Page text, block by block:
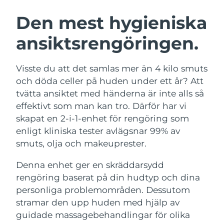
Den mest hygieniska
ansiktsrengöringen.
Visste du att det samlas mer än 4 kilo smuts
och döda celler på huden under ett år? Att
tvätta ansiktet med händerna är inte alls så
effektivt som man kan tro. Därför har vi
skapat en 2-i-1-enhet för rengöring som
enligt kliniska tester avlägsnar 99% av
smuts, olja och makeuprester.
Denna enhet ger en skräddarsydd
rengöring baserat på din hudtyp och dina
personliga problemområden. Dessutom
stramar den upp huden med hjälp av
guidade massagebehandlingar för olika
LUNA™ 4-paket
Anti-aging massage
LUNA™ 4 Plus
Massage, LED heating
LUNA™ 4 Men
For men, anti-aging massage
BEAR™ 2-paket
Microcurrent toning
BEAR™ 2 go
Microcurrent toning on-the-go
BEAR™ 2 eyes & lips
Microcurrent line smoothing device
Återfuktning
UFO™ 3-paket
Deep facial hydration
UFO™ 3 LED
Near-infrared and red light therapy
device
Munvård
issa™ 4
Hybrid silicone sonic toothbrush
issa™ 4 plus
Smart hybrid silicone sonic toothbrush
FAQ™ ANTI-AGING-BEHANDLING
Anti-aging LED-behandlingar
NEW
Australien Förväntad leverans 11/08/2026
Österrike
Förväntad leverans
Bahrain
Förväntad leverans
09/08/2026
Belgien
Förväntad leverans
08/08/2026
Bermuda Förväntad leverans
Bosnien och
Hercegovina
Förväntad leverans
Brunei Förväntad leverans13/08/2026
Förväntad leverans